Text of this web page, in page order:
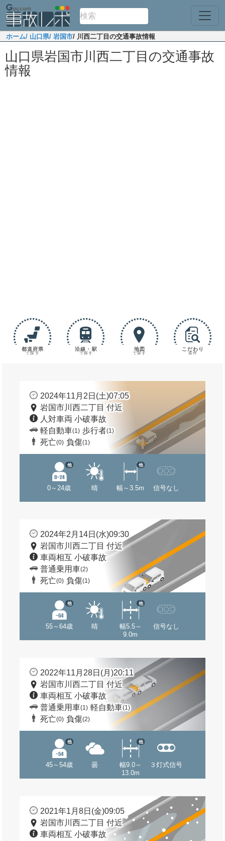
ホーム/ 山口県/ 岩国市/ 川西二丁目の交通事故情報
山口県岩国市川西二丁目の交通事故
情報
都道府県
で探す
沿線・駅
で探す
地図
で探す
こだわり
条件
2024年11月2日(土)07:05
岩国市川西二丁目 付近
人対車両 小破事故
軽自動車(1) 歩行者(1)
死亡(0) 負傷(1)
0～24歳
他
晴 幅～3.5m
他
信号なし
2024年2月14日(水)09:30
岩国市川西二丁目 付近
車両相互 小破事故
普通乗用車(2)
死亡(0) 負傷(1)
55～64歳
他
晴
幅5.5～
9.0m
他
信号なし
2022年11月28日(月)20:11
岩国市川西二丁目 付近
車両相互 小破事故
普通乗用車(1) 軽自動車(1)
死亡(0) 負傷(2)
45～54歳
他
曇
幅9.0～
13.0m
他
３灯式信号
2021年1月8日(金)09:05
岩国市川西二丁目 付近
車両相互 小破事故